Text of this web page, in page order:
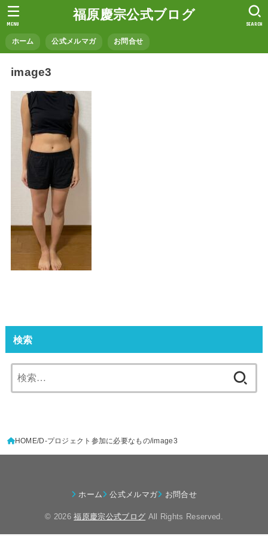
福原慶宗公式ブログ
ホーム 公式メルマガ お問合せ
SEARCH
MENU
image3
検索
索:
HOME D-プロジェクト参加に必要なもの image3
ホーム 公式メルマガ お問合せ
© 2026福原慶宗公式ブログ All Rights Reserved.